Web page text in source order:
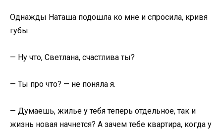
Однажды Наташа подошла ко мне и спросила, кривя
губы:
— Ну что, Светлана, счастлива ты?
— Ты про что? — не поняла я.
— Думаешь, жилье у тебя теперь отдельное, так и
жизнь новая начнется? А зачем тебе квартира, когда у